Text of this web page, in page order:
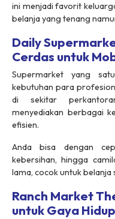
ini menjadi favorit
belanja yang tenang
Daily
Cerdas untuk
Supermarket yang
kebutuhan para
di sekitar
menyediakan berbagai
efisien.
Anda bisa dengan
kebersihan, hingga
lama, cocok untuk belanja
Ranch Market
untuk Gaya